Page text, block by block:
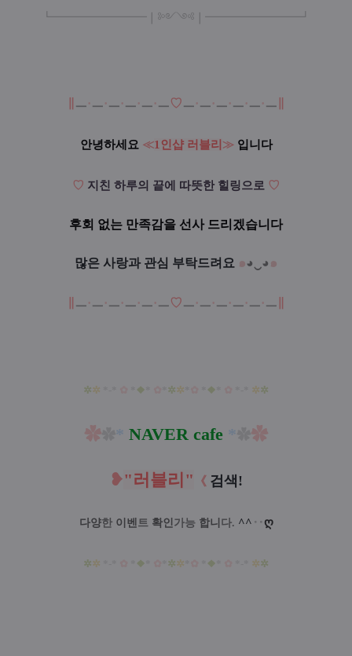
┗━━━━━━━━ ❘༻༺❘ ━━━━━━━━┛
ㅡ·ㅡ·ㅡ·ㅡ·ㅡ·ㅡ♡ㅡ·ㅡ·ㅡ·ㅡ·ㅡ·ㅡ
안녕하세요 ≪1인샵 러블리 ≫ 입니다
♡ 지친 하루의 끝에 따뜻한 힐링으로 ♡
후회 없는 만족감을 선사 드리겠습니다
많은 사랑과 관심 부탁드려요 ๑◕‿◕ ๑
ㅡ·ㅡ·ㅡ·ㅡ·ㅡ·ㅡ♡ㅡ·ㅡ·ㅡ·ㅡ·ㅡ·ㅡ
✲✲ ❖ ✲✲ ❖ ✲✲
✿ * NAVER cafe * ✿
❥"러블리 " 《 검색!
다양한 이벤트 확인가능 합니 다. ^^ ‥ ღ
✲✲ ❖ ✲✲ ❖ ✲✲